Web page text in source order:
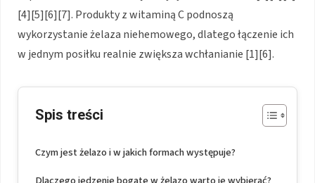
[4][5][6][7]. Produkty z witaminą C podnoszą
wykorzystanie żelaza niehemowego, dlatego łączenie ich
w jednym posiłku realnie zwiększa wchłanianie [1][6].
Spis treści
Czym jest żelazo i w jakich formach występuje?